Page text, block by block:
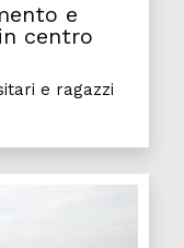
e
centro
e ragazzi